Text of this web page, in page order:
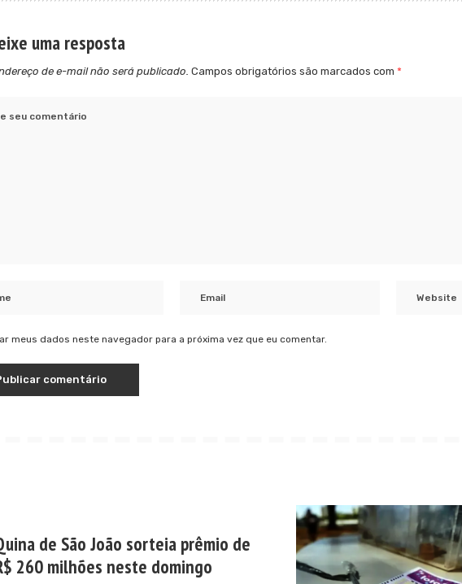
uma resposta
de e-mail não será publicado. Campos obrigatórios são marcados com *
meus dados neste navegador para a próxima vez que eu comentar.
de São João sorteia prêmio de
260 milhões neste domingo